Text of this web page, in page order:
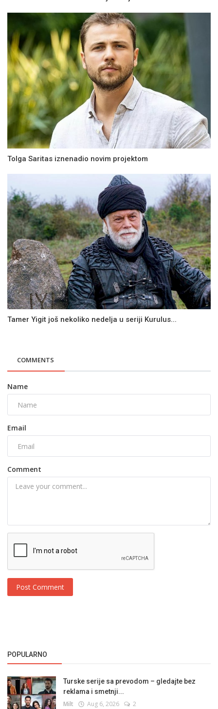
Tolga Saritas iznenadio novim projektom
Tamer Yigit još nekoliko nedelja u seriji Kurulus...
COMMENTS
Name
Email
Comment
Post Comment
POPULARNO
Turske serije sa prevodom – gledajte bez
reklama i smetnji...
Milt Aug 6, 2026 2